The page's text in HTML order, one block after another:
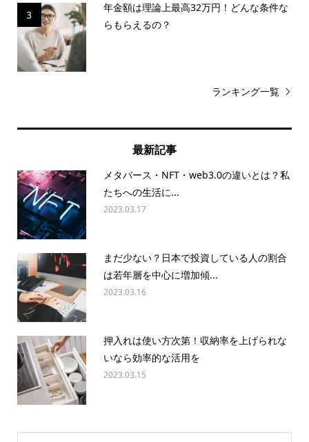
3
年金額は理論上最高32万円！どんな条件な
らもらえるの？
ランキング一覧
最新記事
メタバース・NFT・web3.0の違いとは？私
たちへの生活に...
2023.03.17
まだ少ない？日本で投資している人の割合
は若年層を中心に増加傾...
2023.03.16
押入れは使い方次第！収納率を上げられな
いなら効率的な活用を
2023.03.15